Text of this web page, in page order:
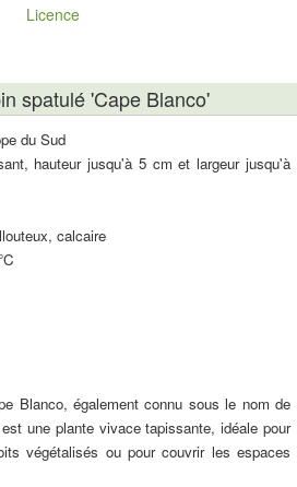
Licence
spatulé 'Cape Blanco'
du Sud
hauteur jusqu'à 5 cm et largeur jusqu'à
calcaire
Blanco, également connu sous le nom de
est une plante vivace tapissante, idéale pour
végétalisés ou pour couvrir les espaces